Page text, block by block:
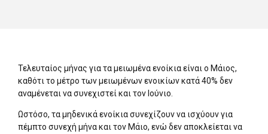
Τελευταίος μήνας για τα μειωμένα ενοίκια είναι ο Μάιος,
καθότι το μέτρο των μειωμένων ενοικίων κατά 40% δεν
αναμένεται να συνεχιστεί και τον Ιούνιο.
Ωστόσο, τα μηδενικά ενοίκια συνεχίζουν να ισχύουν για
πέμπτο συνεχή μήνα και τον Μάιο, ενώ δεν αποκλείεται να